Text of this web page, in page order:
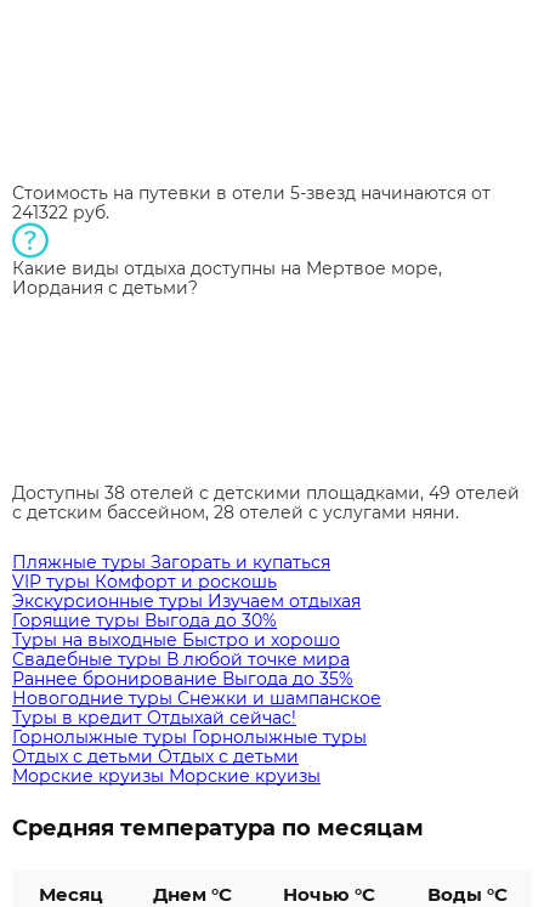
Стоимость на путевки в отели 5-звезд начинаются от
241322 руб.
Какие виды отдыха доступны на Мертвое море,
Иордания с детьми?
Доступны 38 отелей с детскими площадками, 49 отелей
с детским бассейном, 28 отелей с услугами няни.
Пляжные туры Загорать и купаться
VIP туры Комфорт и роскошь
Экскурсионные туры Изучаем отдыхая
Горящие туры Выгода до 30%
Туры на выходные Быстро и хорошо
Свадебные туры В любой точке мира
Раннее бронирование Выгода до 35%
Новогодние туры Снежки и шампанское
Туры в кредит Отдыхай сейчас!
Горнолыжные туры Горнолыжные туры
Отдых с детьми Отдых с детьми
Морские круизы Морские круизы
Средняя температура по месяцам
Месяц Днем °C Ночью °C Воды °C